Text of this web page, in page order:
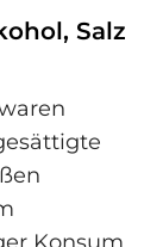
Salz